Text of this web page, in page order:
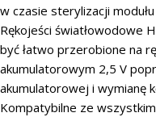
w czasie sterylizacji
Rękojeści światłowodowe
być łatwo przerobione na
akumulatorowym 2,5 V
akumulatorowej i wymianę
Kompatybilne ze